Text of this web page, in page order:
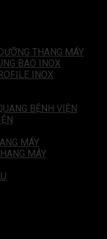
THANG MÁY
BAO INOX
INOX
BỆNH VIỆN
MÁY
MÁY